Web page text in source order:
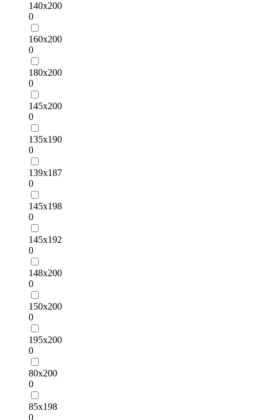
140х200
0
160х200
0
180х200
0
145х200
0
135x190
0
139x187
0
145x198
0
145х192
0
148x200
0
150х200
0
195х200
0
80х200
0
85х198
0